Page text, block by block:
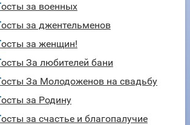
Тосты за военных
Тосты за джентельменов
Тосты за женщин!
Тосты За любителей бани
Тосты За Молодоженов на свадьбу
Тосты за Родину
Тосты за счастье и благопалучие